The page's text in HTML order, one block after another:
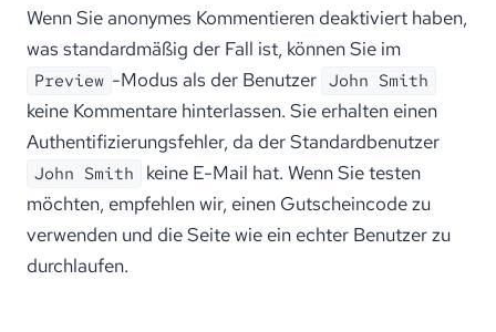
Wenn Sie anonymes Kommentieren deaktiviert haben,
was standardmäßig der Fall ist, können Sie im
Preview -Modus als der Benutzer John Smith
keine Kommentare hinterlassen. Sie erhalten einen
Authentifizierungsfehler, da der Standardbenutzer
John Smith
keine E-Mail hat. Wenn Sie testen
möchten, empfehlen wir, einen Gutscheincode zu
verwenden und die Seite wie ein echter Benutzer zu
durchlaufen.